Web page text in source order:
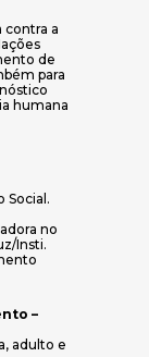
contra a
de
para
humana
Social.
no
Insti.
–
adulto e